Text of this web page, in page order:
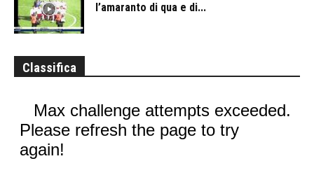
l’amaranto di qua e di...
Classifica